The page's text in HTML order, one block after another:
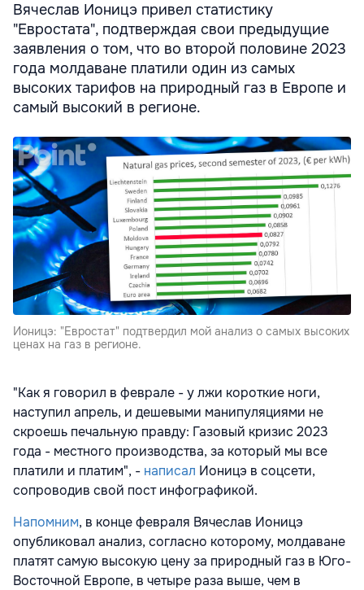
Вячеслав Ионицэ привел статистику
"Евростата", подтверждая свои предыдущие
заявления о том, что во второй половине 2023
года молдаване платили один из самых
высоких тарифов на природный газ в Европе и
самый высокий в регионе.
Ионицэ: "Евростат" подтвердил мой анализ о самых высоких
ценах на газ в регионе.
"Как я говорил в феврале - у лжи короткие ноги,
наступил апрель, и дешевыми манипуляциями не
скроешь печальную правду: Газовый кризис 2023
года - местного производства, за который мы все
платили и платим", - написал Ионицэ в соцсети,
сопроводив свой пост инфографикой.
Напомним, в конце февраля Вячеслав Ионицэ
опубликовал анализ, согласно которому, молдаване
платят самую высокую цену за природный газ в Юго-
Восточной Европе, в четыре раза выше, чем в